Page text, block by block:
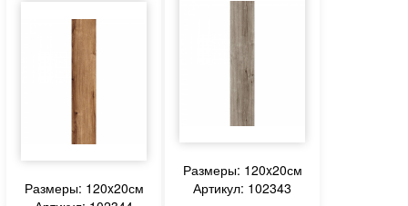
Размеры: 120x20см
Размеры: 120x20см
Артикул: 102343